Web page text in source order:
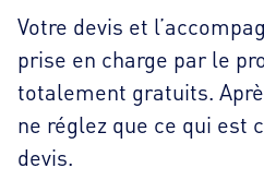
Votre devis et
prise en charge par le
totalement gratuits.
ne réglez que ce qui est
devis.